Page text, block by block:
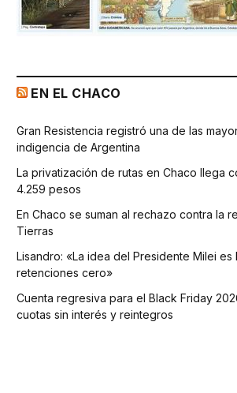
EN EL CHACO
Gran Resistencia registró una de las
indigencia de Argentina
La privatización de rutas en Chaco llega
4.259 pesos
En Chaco se suman al rechazo contra la
Tierras
Lisandro: «La idea del Presidente Milei es
retenciones cero»
Cuenta regresiva para el Black Friday
cuotas sin interés y reintegros